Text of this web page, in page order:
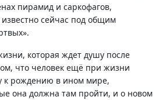
пирамид и саркофагов,
известно сейчас под общим
которая ждет душу после
что человек ещё при жизни
к рождению в ином мире,
она должна там пройти, и о новом